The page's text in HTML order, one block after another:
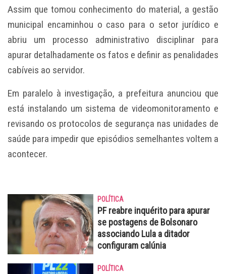
Assim que tomou conhecimento do material, a gestão
municipal encaminhou o caso para o setor jurídico e
abriu um processo administrativo disciplinar para
apurar detalhadamente os fatos e definir as penalidades
cabíveis ao servidor.
Em paralelo à investigação, a prefeitura anunciou que
está instalando um sistema de videomonitoramento e
revisando os protocolos de segurança nas unidades de
saúde para impedir que episódios semelhantes voltem a
acontecer.
POLÍTICA
PF reabre inquérito para apurar
se postagens de Bolsonaro
associando Lula a ditador
configuram calúnia
POLÍTICA